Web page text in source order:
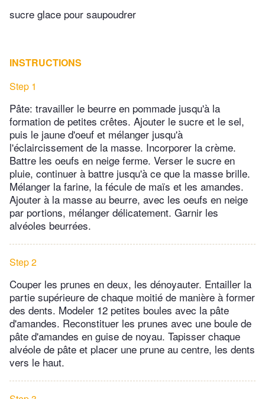
sucre glace pour saupoudrer
INSTRUCTIONS
Step 1
Pâte: travailler le beurre en pommade jusqu'à la
formation de petites crêtes. Ajouter le sucre et le sel,
puis le jaune d'oeuf et mélanger jusqu'à
l'éclaircissement de la masse. Incorporer la crème.
Battre les oeufs en neige ferme. Verser le sucre en
pluie, continuer à battre jusqu'à ce que la masse brille.
Mélanger la farine, la fécule de maïs et les amandes.
Ajouter à la masse au beurre, avec les oeufs en neige
par portions, mélanger délicatement. Garnir les
alvéoles beurrées.
Step 2
Couper les prunes en deux, les dénoyauter. Entailler la
partie supérieure de chaque moitié de manière à former
des dents. Modeler 12 petites boules avec la pâte
d'amandes. Reconstituer les prunes avec une boule de
pâte d'amandes en guise de noyau. Tapisser chaque
alvéole de pâte et placer une prune au centre, les dents
vers le haut.